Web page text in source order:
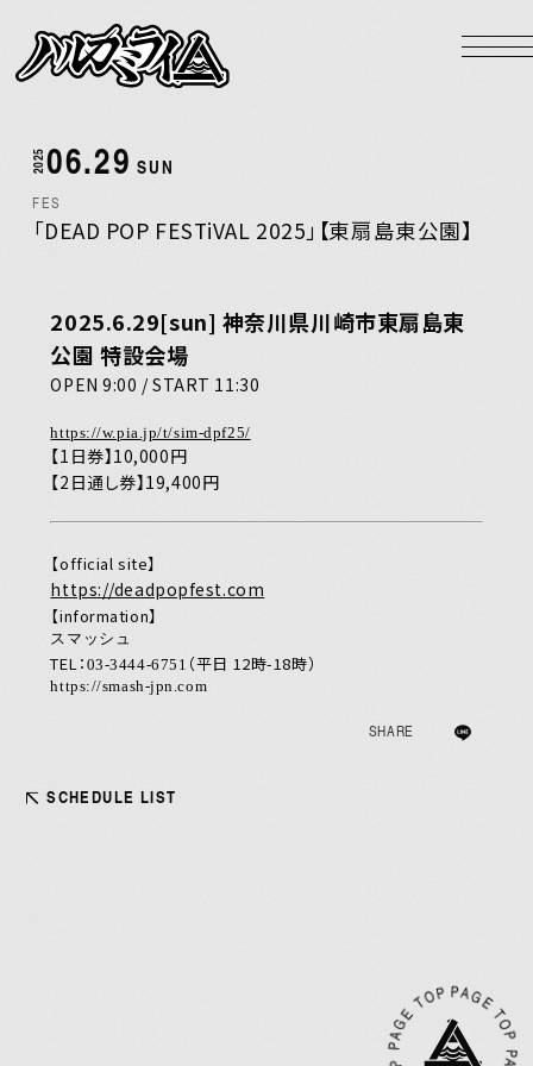
NEWS
BIOGRAPHY
DISCOGRAPHY
GOODS
HOME
Official X Instagram YouTube
Spotify
202506.29 SUN
FES
「DEAD POP FESTiVAL 2025」【東扇島東公園】
2025.6.29[sun] 神奈川県川崎市東扇島東
公園 特設会場
OPEN 9:00 / START 11:30
https://w.pia.jp/t/sim-dpf25/
【1日券】10,000円
【2日通し券】19,400円
【official site】
https://deadpopfest.com
【information】
スマッシュ
TEL： 03-3444-6751 （平⽇ 12時-18時）
https://smash-jpn.com
SHARE
SCHEDULE LIST
PA
GE
T
O
P
A
G
E
T
O
P
PA
G
E
T
O
P
P
A
G
E
T
OP